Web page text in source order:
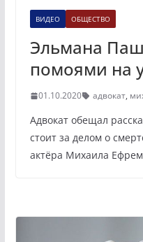
ВИДЕО ОБЩЕСТВО
Эльмана
помоями на
01.10.2020 адвокат,
Адвокат обещал
стоит за делом о
актёра Михаила